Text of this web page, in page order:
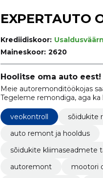
EXPERTAUTO
Krediidiskoor:
Maineskoor: 2620
Hoolitse oma auto eest!
Meie autoremonditöökojas
Tegeleme remondiga, aga ka
veokontroll sõidukite
auto remont ja hooldus
sõidukite kliimaseadmete
autoremont
mootori